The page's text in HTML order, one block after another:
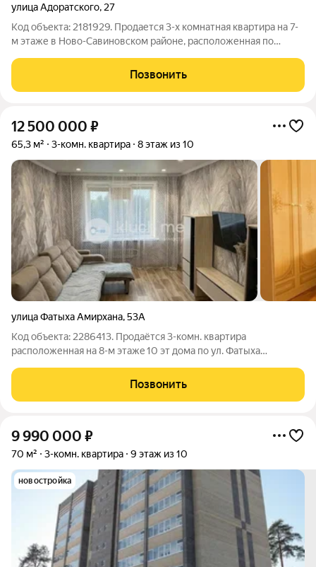
улица Адоратского, 27
Код объекта: 2181929. Продается 3-х комнатная квартира на 7-
м этаже в Ново-Савиновском районе, расположенная по
планировка - изолированные комнаты, окна выходят на разные
стороны, удобно
Позвонить
12 500 000 ₽
65,3 м² 3-комн. квартира 8 этаж из 10
улица Фатыха Амирхана,53А
Код объекта: 2286413. Пpодаётся 3-комн. квартиpа
pаcположенная нa 8-м этaжe 10 эт дoмa пo ул. Фатыха
лучших лoкaций Ново-Сaвинoвскoго pайoнa. Этa квартира
идеaльный выбоp для большой семьи и для
Позвонить
9 990 000 ₽
70 м² 3-комн. квартира 9 этаж из 10
новостройка